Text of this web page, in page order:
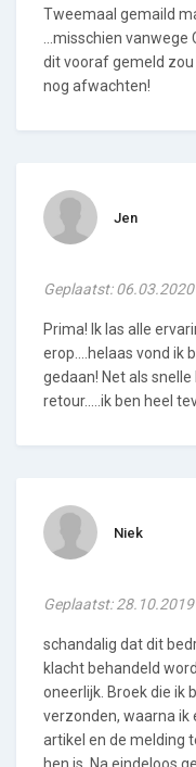
Tweemaal gemaild
...misschien
dit vooraf gemeld zou
nog afwachten!
Jen
Geplaatst: 06.03.2020
Prima! Ik las alle
erop....helaas vond ik
gedaan! Net als
retour.....ik ben heel
Niek
Geplaatst: 28.10.2019
schandalig dat dit
klacht behandeld
oneerlijk. Broek die
verzonden, waarna ik
artikel en de melding